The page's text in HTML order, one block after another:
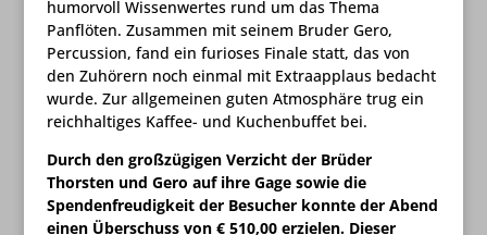
humorvoll Wissenwertes rund um das Thema
Panflöten. Zusammen mit seinem Bruder Gero,
Percussion, fand ein furioses Finale statt, das von
den Zuhörern noch einmal mit Extraapplaus bedacht
wurde. Zur allgemeinen guten Atmosphäre trug ein
reichhaltiges Kaffee- und Kuchenbuffet bei.
Durch den großzügigen Verzicht der Brüder
Thorsten und Gero auf ihre Gage sowie die
Spendenfreudigkeit der Besucher konnte der Abend
einen Überschuss von € 510,00 erzielen. Dieser